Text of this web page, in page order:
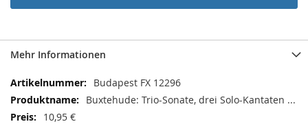
Mehr Informationen
Mehr
Informationen
Budapest FX 12296
Buxtehude: Trio-Sonate, drei Solo-Kantaten ...
10,95 €